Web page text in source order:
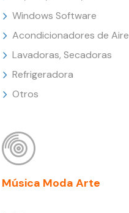
Windows Software
Acondicionadores de Aire
Lavadoras, Secadoras
Refrigeradora
Otros
Música Moda Arte